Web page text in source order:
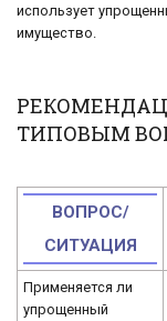
использует
имущество.
ТИПОВЫМ
ВОПРОС/
СИТУАЦИЯ
Применяется ли
упрощенный